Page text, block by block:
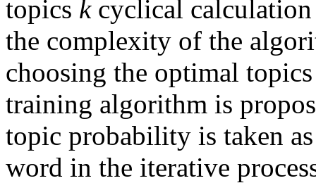
topics kcyclical calculation
the complexity of the
choosing the optimal topics
training algorithm is
topic probability is taken
word in the iterative